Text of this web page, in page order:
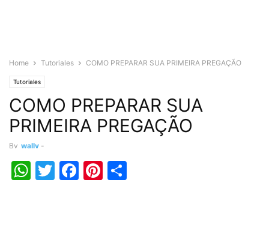
Home Tutoriales COMO PREPARAR SUA PRIMEIRA PREGAÇÃO
Tutoriales
COMO PREPARAR SUA
PRIMEIRA PREGAÇÃO
By wally -
WhatsApp
Twitter
Facebook
Pinterest